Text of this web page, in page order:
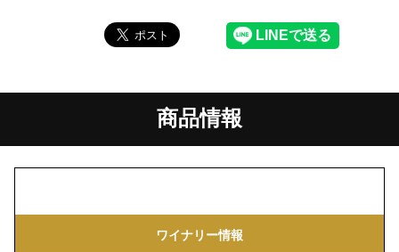
商品情報
ワイナリー情報